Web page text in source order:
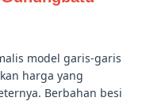
model garis-garis
harga yang
Berbahan besi